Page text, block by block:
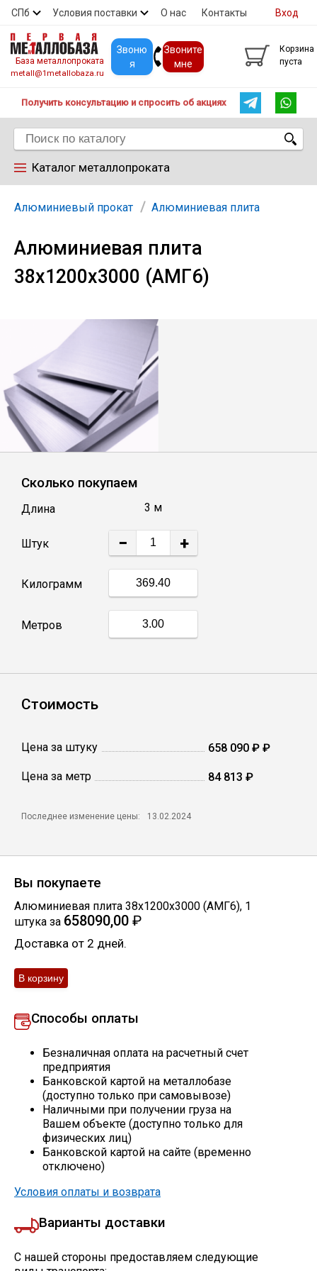
СПб Условия поставки О нас Контакты
Скидки Прайс Покупателям
Вход
База металлопроката
metall@1metallobaza.ru
Звоню
я
Звоните
мне
Корзина
пуста
Получить консультацию и спросить об акциях
Каталог металлопроката
Арматура
Труба профильная
Лист
Уголок
Балка
Катанка
Винтовые сваи
Сетка кладочная
Электроды
Проволока
Остальное
Нержавейка
Алюминиевый прокат
Алюминиевый прокат Алюминиевая плита
Алюминиевая плита
38х1200х3000 (АМГ6)
Сколько покупаем
Длина 3 м
Штук − +
Килограмм
Метров
Стоимость
Цена за штуку 658 090 ₽ ₽
Цена за метр 84 813 ₽
Последнее изменение цены: 13.02.2024
Вы покупаете
Алюминиевая плита 38х1200х3000 (АМГ6), 1
штука за 658090,00 ₽
Доставка от 2 дней.
Способы оплаты
Безналичная оплата на расчетный счет
предприятия
Банковской картой на металлобазе
(доступно только при самовывозе)
Наличными при получении груза на
Вашем объекте (доступно только для
физических лиц)
Банковской картой на сайте (временно
отключено)
Условия оплаты и возврата
Варианты доставки
С нашей стороны предоставляем следующие